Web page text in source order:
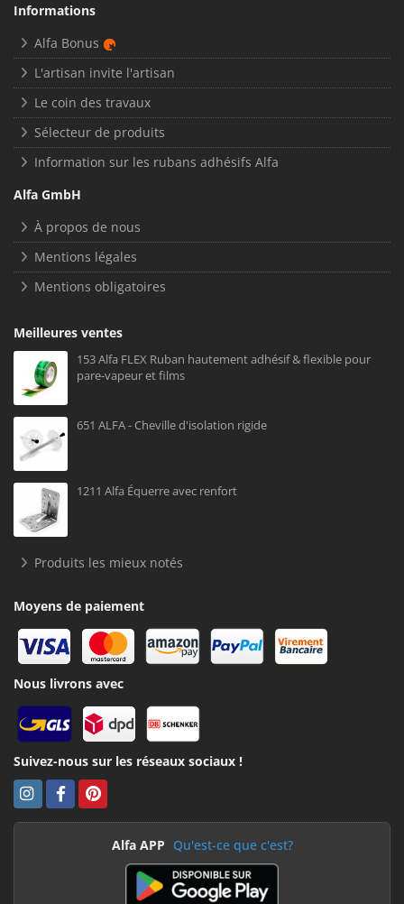
Informations
Alfa Bonus
L'artisan invite l'artisan
Le coin des travaux
Sélecteur de produits
Information sur les rubans adhésifs Alfa
Alfa GmbH
À propos de nous
Mentions légales
Mentions obligatoires
Meilleures ventes
153 Alfa FLEX Ruban hautement adhésif & flexible pour
pare-vapeur et films
651 ALFA - Cheville d'isolation rigide
1211 Alfa Équerre avec renfort
Produits les mieux notés
Moyens de paiement
Nous livrons avec
Suivez-nous sur les réseaux sociaux !
Alfa APP Qu'est-ce que c'est?